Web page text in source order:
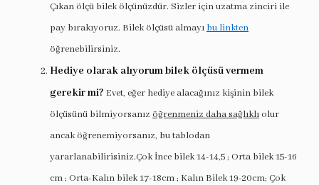
Çıkan ölçü bilek ölçünüzdür. Sizler için uzatma zinciri ile
pay bırakıyoruz. Bilek ölçüsü almayı bu linkten
öğrenebilirsiniz.
Hediye olarak alıyorum bilek ölçüsü vermem
gerekir mi? Evet, eğer hediye alacağınız kişinin bilek
ölçüsünü bilmiyorsanız öğrenmeniz daha sağlıklı olur
ancak öğrenemiyorsanız, bu tablodan
yararlanabilirisiniz.Çok İnce bilek 14-14,5 ; Orta bilek 15-16
cm ; Orta-Kalın bilek 17-18cm ; Kalın Bilek 19-20cm; Çok